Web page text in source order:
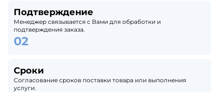
Подтверждение
Менеджер связывается с Вами для обработки и
подтверждения заказа.
Сроки
Согласование сроков поставки товара или выполнения
услуги.